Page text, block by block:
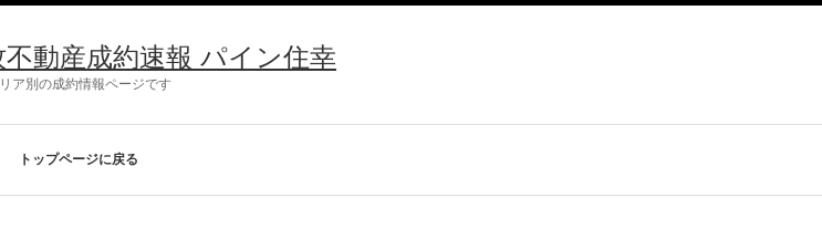
動産成約速報 パイン住幸
ア別の成約情報ページです
トップページに戻る